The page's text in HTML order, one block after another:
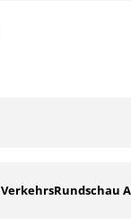
VerkehrsRundschau